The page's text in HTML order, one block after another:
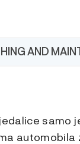
AND
samo
automobila